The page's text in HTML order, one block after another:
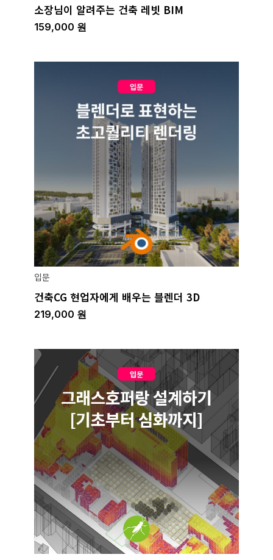
소장님이 알려주는 건축 레빗 BIM
159,000 원
입문
건축CG 현업자에게 배우는 블렌더 3D
219,000 원